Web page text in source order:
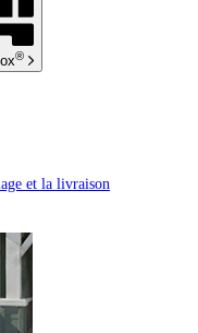
®
et la livraison